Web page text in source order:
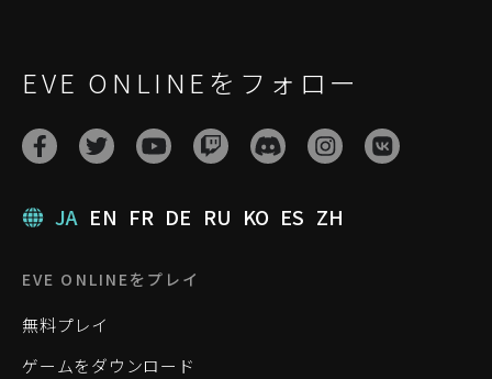
EVE ONLINEをフォロー
JA EN FR DE RU KO ES ZH
EVE ONLINEをプレイ
無料プレイ
ゲームをダウンロード